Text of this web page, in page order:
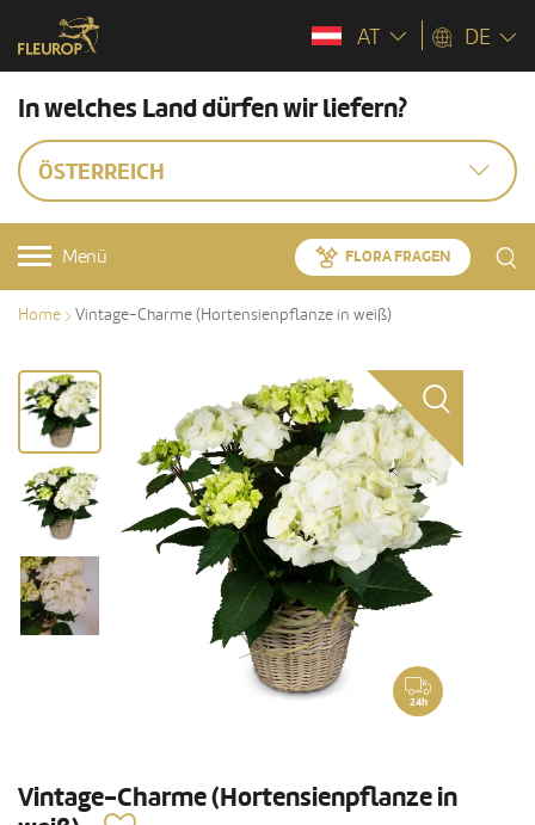
AT DE
In welches Land dürfen wir liefern?
ÖSTERREICH
Menü FLORA FRAGEN
Home Vintage-Charme (Hortensienpflanze in weiß)
24h
Vintage-Charme (Hortensienpflanze in